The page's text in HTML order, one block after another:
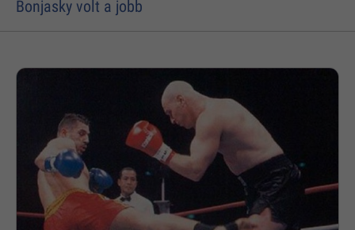
Bonjasky volt a jobb